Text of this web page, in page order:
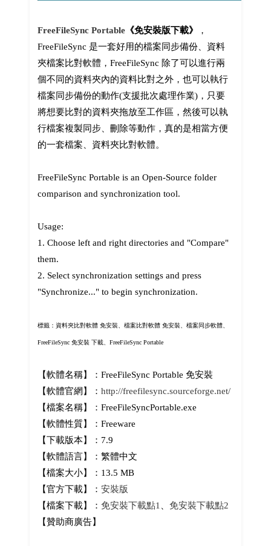
FreeFileSync Portable《免安裝版下載》
，
FreeFileSync 是一套好用的檔案同步備份、資料
夾檔案比對軟體，FreeFileSync 除了可以進行兩
個不同的資料夾內的資料比對之外，也可以執行
檔案同步備份的動作(支援批次處理作業)，只要
將想要比對的資料夾拖放至工作區，然後可以執
行檔案複製同步、刪除等動作，真的是相當方便
的一套檔案、資料夾比對軟體。
FreeFileSync Portable is an Open-Source folder
comparison and synchronization tool.
Usage:
1. Choose left and right directories and "Compare"
them.
2. Select synchronization settings and press
"Synchronize..." to begin synchronization.
標籤：資料夾比對軟體 免安裝、檔案比對軟體 免安裝、檔案同步軟體、
FreeFileSync 免安裝 下載、 FreeFileSync Portable
【軟體名稱】：FreeFileSync Portable 免安裝
【軟體官網】： http://freefilesync.sourceforge.net/
【檔案名稱】：FreeFileSyncPortable.exe
【軟體性質】：Freeware
【下載版本】：7.9
【軟體語言】：繁體中文
【檔案大小】：13.5 MB
【官方下載】： 安裝版
【檔案下載】： 免安裝下載點1、 免安裝下載點2
【贊助商廣告】